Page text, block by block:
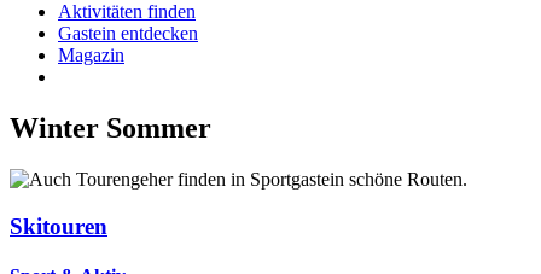
Aktivitäten finden
Gastein entdecken
Magazin
Winter Sommer
Skitouren